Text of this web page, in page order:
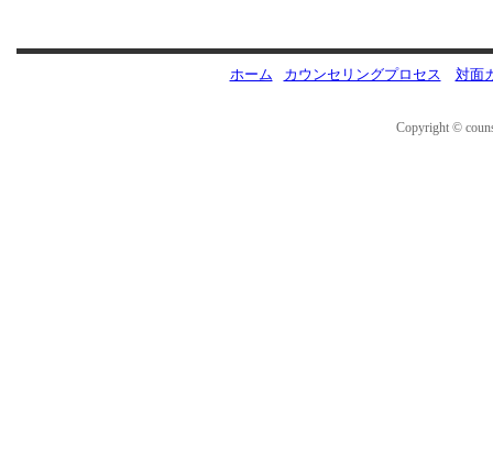
ホーム カウンセリングプロセス 対面
Copyright ©